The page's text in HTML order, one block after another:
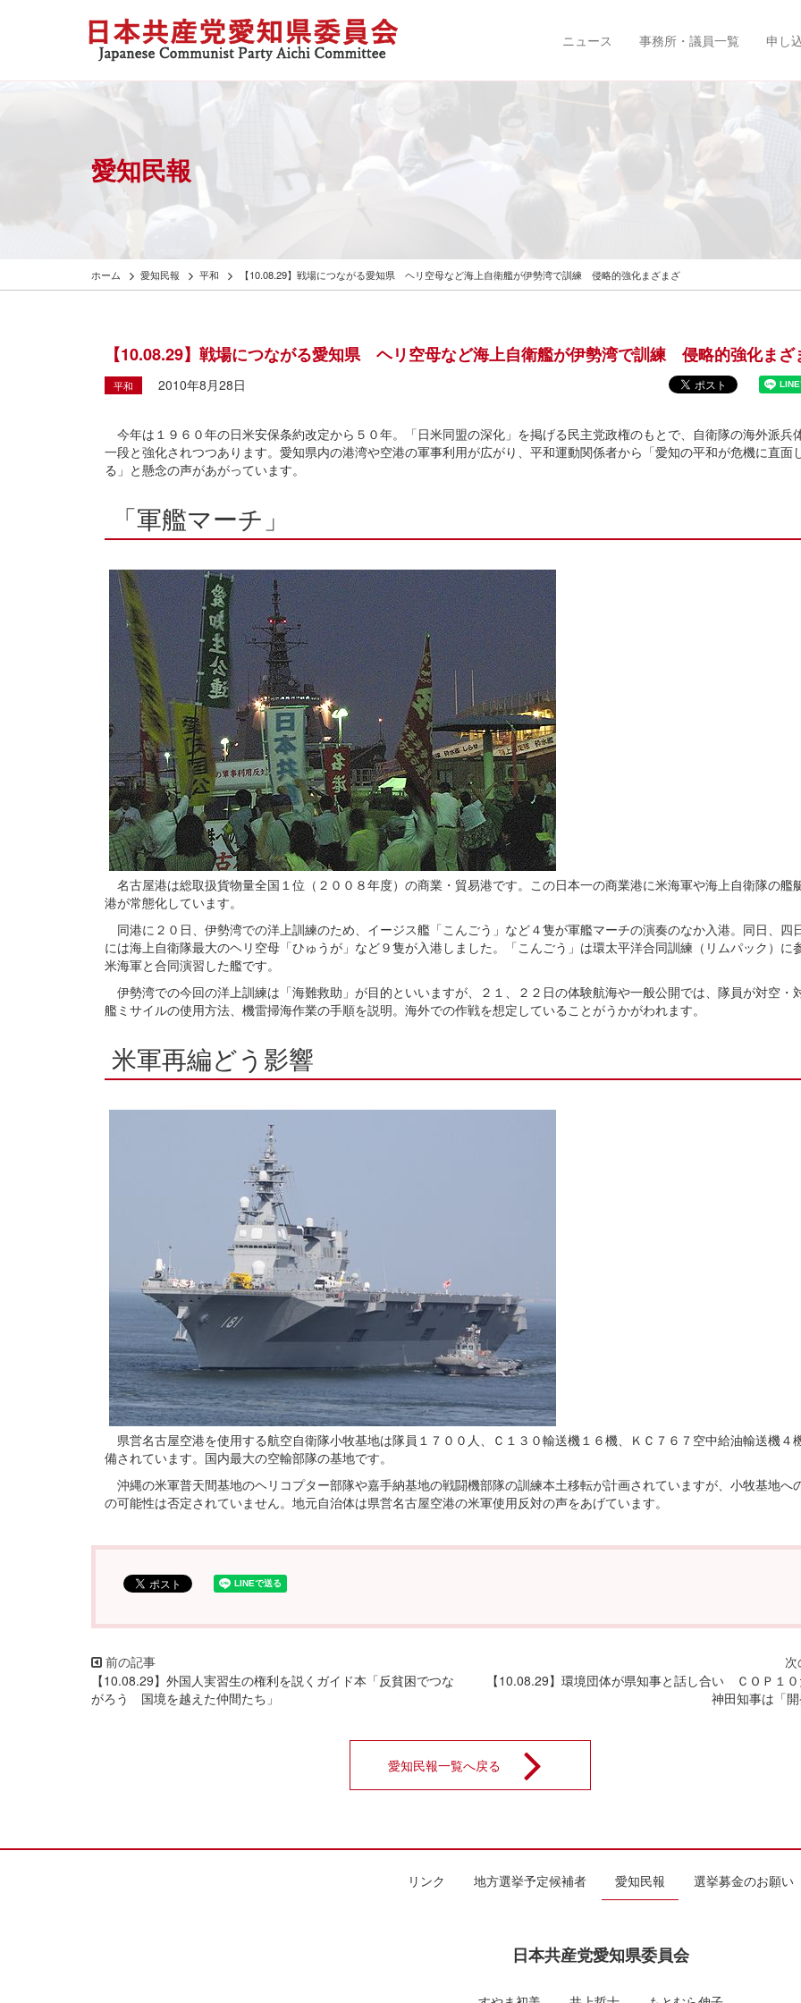
ニュース 事務所・議員一覧 申し
愛知民報
ホーム 愛知民報 平和 【10.08.29】戦場につながる愛知県 ヘリ空母など海上自衛艦が伊勢湾で訓練 侵略的強化まざまざ
【10.08.29】戦場につながる愛知県 ヘリ空母など海上自衛艦が伊勢湾で訓練 侵略的強化まざ
平和 2010年8月28日
今年は１９６０年の日米安保条約改定から５０年。「日米同盟の深化」を掲げる民主党政権のもとで、自衛隊の海外派兵
一段と強化されつつあります。愛知県内の港湾や空港の軍事利用が広がり、平和運動関係者から「愛知の平和が危機に直面
る」と懸念の声があがっています。
「軍艦マーチ」
名古屋港は総取扱貨物量全国１位（２００８年度）の商業・貿易港です。この日本一の商業港に米海軍や海上自衛隊の艦
港が常態化しています。
同港に２０日、伊勢湾での洋上訓練のため、イージス艦「こんごう」など４隻が軍艦マーチの演奏のなか入港。同日、四
には海上自衛隊最大のヘリ空母「ひゅうが」など９隻が入港しました。「こんごう」は環太平洋合同訓練（リムパック）に
米海軍と合同演習した艦です。
伊勢湾での今回の洋上訓練は「海難救助」が目的といいますが、２１、２２日の体験航海や一般公開では、隊員が対空・
艦ミサイルの使用方法、機雷掃海作業の手順を説明。海外での作戦を想定していることがうかがわれます。
米軍再編どう影響
県営名古屋空港を使用する航空自衛隊小牧基地は隊員１７００人、Ｃ１３０輸送機１６機、ＫＣ７６７空中給油輸送機４
備されています。国内最大の空輸部隊の基地です。
沖縄の米軍普天間基地のヘリコプター部隊や嘉手納基地の戦闘機部隊の訓練本土移転が計画されていますが、小牧基地へ
の可能性は否定されていません。地元自治体は県営名古屋空港の米軍使用反対の声をあげています。
【10.08.29】外国人実習生の権利を説くガイド本「反貧困でつな
がろう 国境を越えた仲間たち」
【10.08.29】環境団体が県知事と話し合い ＣＯＰ１
神田知事は「開
愛知民報一覧へ戻る
リンク 地方選挙予定候補者 愛知民報 選挙募金のお願い
日本共産党愛知県委員会